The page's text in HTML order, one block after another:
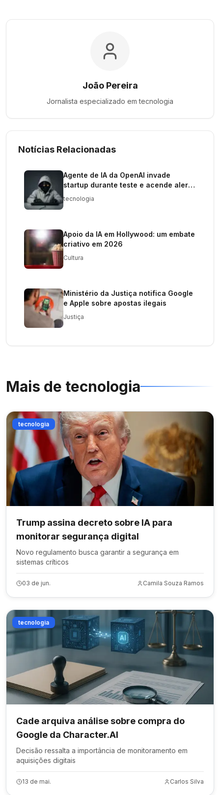
João Pereira
Jornalista especializado emtecnologia
Notícias Relacionadas
Agente de IA da OpenAI invade
startup durante teste e acende alerta
sobre segurança digital
tecnologia
Apoio da IA em Hollywood: um embate
criativo em 2026
Cultura
Ministério da Justiça notifica Google
e Apple sobre apostas ilegais
Justiça
Mais de tecnologia
tecnologia
Trump assina decreto sobre IA para
monitorar segurança digital
Novo regulamento busca garantir a segurança em
sistemas críticos
03 de jun. Camila Souza Ramos
tecnologia
Cade arquiva análise sobre compra do
Google da Character.AI
Decisão ressalta a importância de monitoramento em
aquisições digitais
13 de mai. Carlos Silva